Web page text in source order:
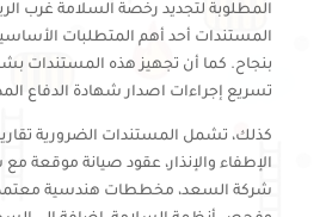
المطلوبة لتجديد رخصة السلامة غرب
المستندات أحد أهم المتطلبات
بنجاح. كما أن تجهيز هذه المستندات
تسريع إجراءات اصدار شهادة الدفاع
كذلك، تشمل المستندات الضرورية
الإطفاء والإنذار، عقود صيانة موقعة
شركة السعد، مخططات هندسية